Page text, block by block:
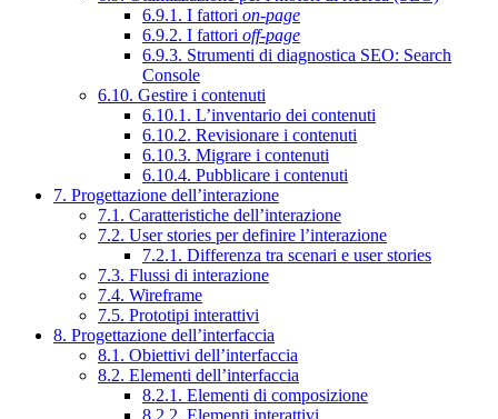
6.9.1. I fattori on-page
6.9.2. I fattori off-page
6.9.3. Strumenti di diagnostica SEO: Search
Console
6.10. Gestire i contenuti
6.10.1. L’inventario dei contenuti
6.10.2. Revisionare i contenuti
6.10.3. Migrare i contenuti
6.10.4. Pubblicare i contenuti
7. Progettazione dell’interazione
7.1. Caratteristiche dell’interazione
7.2. User stories per definire l’interazione
7.2.1. Differenza tra scenari e user stories
7.3. Flussi di interazione
7.4. Wireframe
7.5. Prototipi interattivi
8. Progettazione dell’interfaccia
8.1. Obiettivi dell’interfaccia
8.2. Elementi dell’interfaccia
8.2.1. Elementi di composizione
8.2.2. Elementi interattivi